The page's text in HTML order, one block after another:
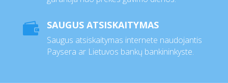
 SAUGUS ATSISKAITYMAS
Saugus atsiskaitymas internete naudojantis
Paysera ar Lietuvos bankų bankininkyste.